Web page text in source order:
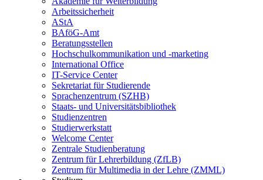
Arbeitssicherheit
AStA
BAföG-Amt
Beratungsstellen
Hochschulkommunikation und -marketing
International Office
IT-Service Center
Sekretariat für Studierende
Sprachenzentrum (SZHB)
Staats- und Universitätsbibliothek
Studienzentren
Studierwerkstatt
Welcome Center
Zentrale Studienberatung
Zentrum für Lehrerbildung (ZfLB)
Zentrum für Multimedia in der Lehre (ZMML)